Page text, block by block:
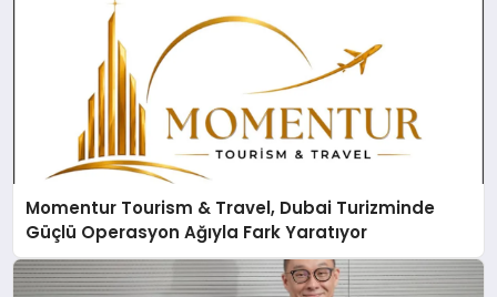
Momentur Tourism & Travel, Dubai Turizminde
Güçlü Operasyon Ağıyla Fark Yaratıyor